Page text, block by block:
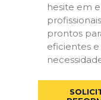
hesite em
prontos
eficientes e